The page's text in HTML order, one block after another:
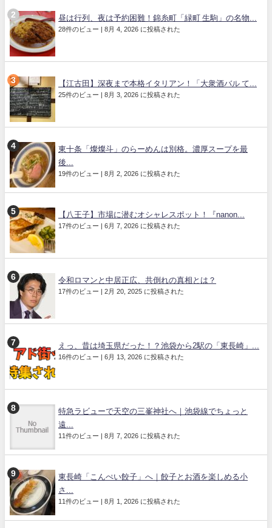
昼は行列、夜は予約困難！錦糸町「緑町 生駒」の名物...
28件のビュー | 8月 4, 2026 に投稿された
【江古田】深夜まで本格イタリアン！「大衆酒バル て...
25件のビュー | 8月 3, 2026 に投稿された
東十条「燦燦斗」のらーめんは別格。濃厚スープを最
後...
19件のビュー | 8月 2, 2026 に投稿された
【八王子】市場に潜むオシャレスポット！『nanon...
17件のビュー | 6月 7, 2026 に投稿された
令和ロマンと中居正広、共倒れの真相とは？
17件のビュー | 2月 20, 2025 に投稿された
えっ、昔は埼玉県だった！？池袋から2駅の「東長崎」...
16件のビュー | 6月 13, 2026 に投稿された
特急ラビューで天空の三峯神社へ｜池袋線でちょっと
遠...
11件のビュー | 8月 7, 2026 に投稿された
東長崎「こんぺい餃子」へ｜餃子とお酒を楽しめる小
さ...
11件のビュー | 8月 1, 2026 に投稿された